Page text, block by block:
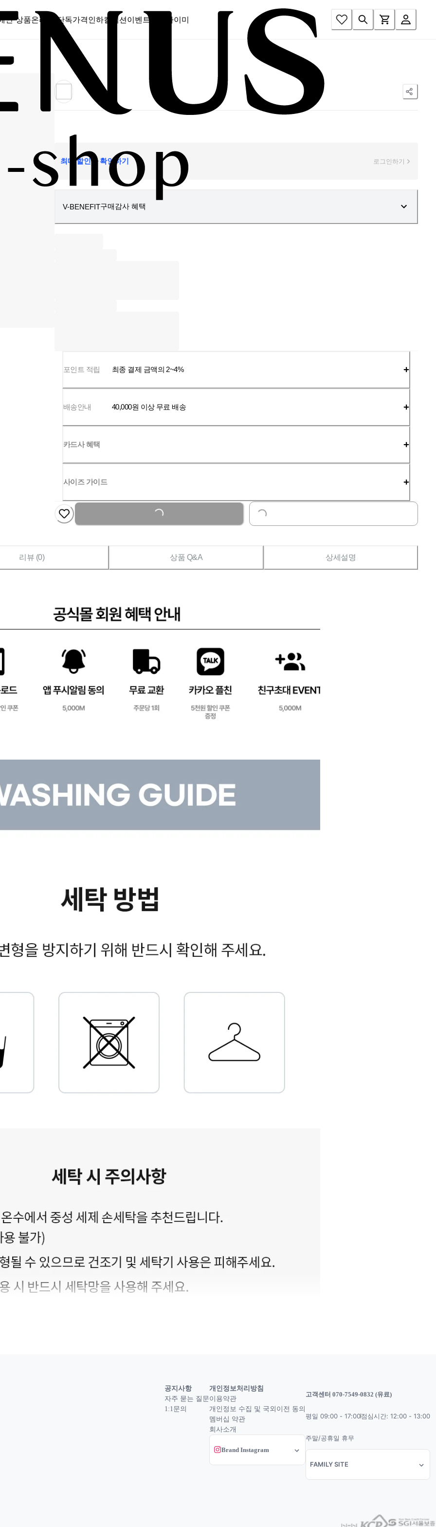
인 상품온라인 단독가격인하컬렉션이벤트 스캔바이미
최대 할인가 확인하기 로그인하기
V-BENEFIT구매감사 혜택
포인트 적립 최종 결제 금액의 2~4%
배송안내 40,000원 이상 무료 배송
카드사 혜택
사이즈 가이드
Loading... Loading...
리뷰 (0) 상품 Q&A 상세설명
공지사항
자주 묻는 질문
1:1문의
개인정보처리방침
이용약관
개인정보 수집 및 국외이전 동의
멤버십 약관
회사소개
Brand Instagram
고객센터 070-7549-0832 (유료)
평일 09:00 - 17:00점심시간: 12:00 - 13:00
주말/공휴일 휴무
FAMILY SITE